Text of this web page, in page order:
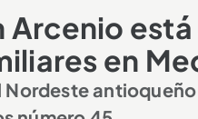
Arcenio
en
Nordeste